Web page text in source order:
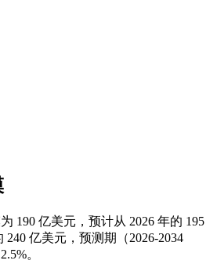
190 亿美元，预计从 2026 年的 195
240 亿美元，预测期（2026-2034
。